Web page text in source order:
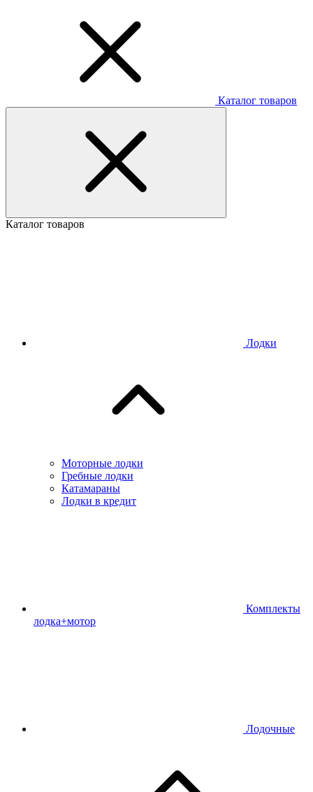
Каталог товаров
Каталог товаров
Лодки
Моторные лодки
Гребные лодки
Катамараны
Лодки в кредит
Комплекты
лодка+мотор
Лодочные